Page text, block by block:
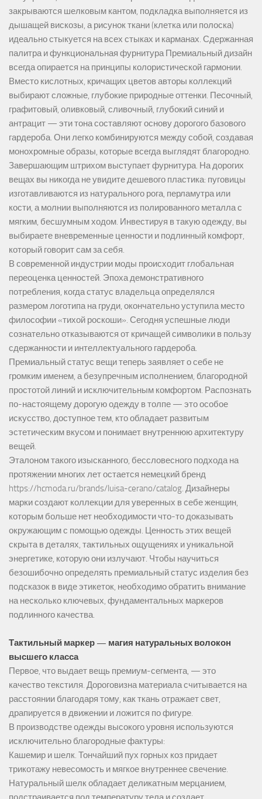
закрываются шелковым кантом, подкладка выполняется из
дышащей вискозы, а рисунок ткани (клетка или полоска)
идеально стыкуется на всех стыках и карманах. Сдержанная
палитра и функциональная фурнитура Премиальный дизайн
всегда опирается на принципы колористической гармонии.
Вместо кислотных, кричащих цветов авторы коллекций
выбирают сложные, глубокие природные оттенки. Песочный,
графитовый, оливковый, сливочный, глубокий синий и
антрацит — эти тона составляют основу дорогого базового
гардероба. Они легко комбинируются между собой, создавая
монохромные образы, которые всегда выглядят благородно.
Завершающим штрихом выступает фурнитура. На дорогих
вещах вы никогда не увидите дешевого пластика: пуговицы
изготавливаются из натурального рога, перламутра или
кости, а молнии выполняются из полированного металла с
мягким, бесшумным ходом. Инвестируя в такую одежду, вы
выбираете вневременные ценности и подлинный комфорт,
который говорит сам за себя.
В современной индустрии моды происходит глобальная
переоценка ценностей. Эпоха демонстративного
потребления, когда статус владельца определялся
размером логотипа на груди, окончательно уступила место
философии «тихой роскоши». Сегодня успешные люди
сознательно отказываются от кричащей символики в пользу
сдержанности и интеллектуального гардероба.
Премиальный статус вещи теперь заявляет о себе не
громким именем, а безупречным исполнением, благородной
простотой линий и исключительным комфортом. Распознать
по-настоящему дорогую одежду в толпе — это особое
искусство, доступное тем, кто обладает развитым
эстетическим вкусом и понимает внутреннюю архитектуру
вещей.
Эталоном такого изысканного, бессловесного подхода на
протяжении многих лет остается немецкий бренд
https://hcmoda.ru/brands/luisa-cerano/catalog. Дизайнеры
марки создают коллекции для уверенных в себе женщин,
которым больше нет необходимости что-то доказывать
окружающим с помощью одежды. Ценность этих вещей
скрыта в деталях, тактильных ощущениях и уникальной
энергетике, которую они излучают. Чтобы научиться
безошибочно определять премиальный статус изделия без
подсказок в виде этикеток, необходимо обратить внимание
на несколько ключевых, фундаментальных маркеров
подлинного качества.
Тактильный маркер — магия натуральных волокон
высшего класса
Первое, что выдает вещь премиум-сегмента, — это
качество текстиля. Дороговизна материала считывается на
расстоянии благодаря тому, как ткань отражает свет,
драпируется в движении и ложится по фигуре.
В производстве одежды высокого уровня используются
исключительно благородные фактуры:
Кашемир и шелк. Тончайший пух горных коз придает
трикотажу невесомость и мягкое внутреннее свечение.
Натуральный шелк обладает деликатным мерцанием,